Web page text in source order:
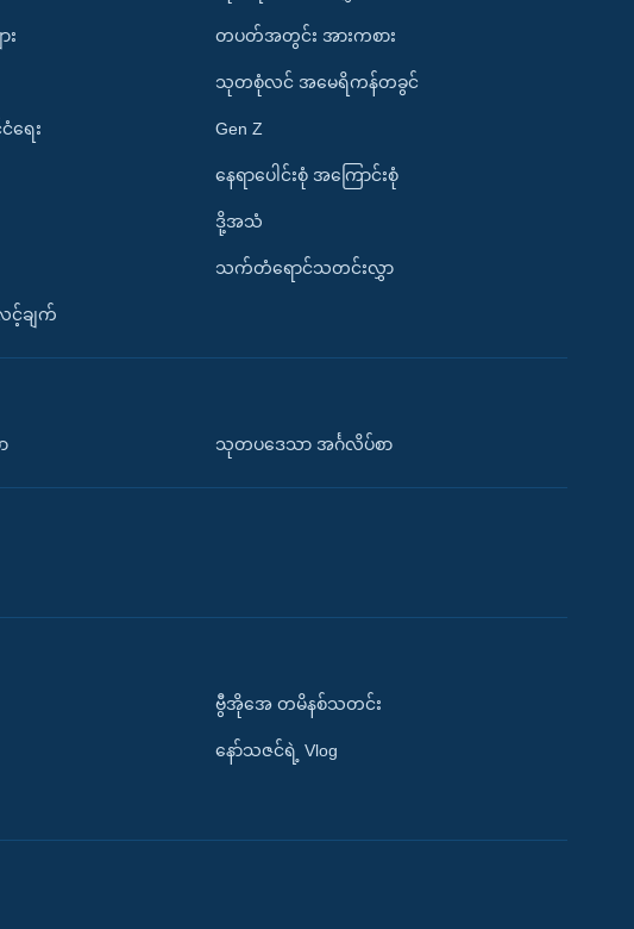
း
ရေး
င့်ချက်
တပတ်အတွင်း အားကစား
သုတစုံလင် အမေရိကန်တခွင်
Gen Z
နေရာပေါင်းစုံ အကြောင်းစုံ
ဒို့အသံ
သက်တံရောင်သတင်းလွှာ
သုတပဒေသာ အင်္ဂလိပ်စာ
ဗွီအိုအေ တမိနစ်သတင်း
နော်သဇင်ရဲ့ Vlog